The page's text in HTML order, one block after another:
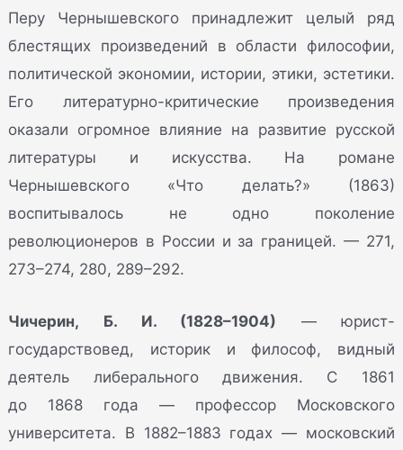
Перу Чернышевского принадлежит целый ряд
блестящих произведений в области философии,
политической экономии, истории, этики, эстетики.
Его литературно-критические произведения
оказали огромное влияние на развитие русской
литературы и искусства. На романе
Чернышевского «Что делать?» (1863)
воспитывалось не одно поколение
революционеров в России и за границей. — 271,
273–274, 280, 289–292.
Чичерин, Б. И. (1828–1904) — юрист-
государствовед, историк и философ, видный
деятель либерального движения. С 1861
до 1868 года — профессор Московского
университета. В 1882–1883 годах — московский